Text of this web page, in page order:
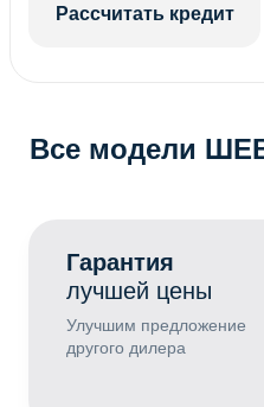
Все модели
Гарантия
лучшей цены
Улучшим предложение
другого дилера
Рассчитать кредит